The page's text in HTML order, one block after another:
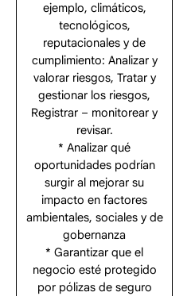
ejemplo, climáticos,
tecnológicos,
reputacionales y de
cumplimiento: Analizar y
valorar riesgos, Tratar y
gestionar los riesgos,
Registrar – monitorear y
revisar.
* Analizar qué
oportunidades podrían
surgir al mejorar su
impacto en factores
ambientales, sociales y de
gobernanza
* Garantizar que el
negocio esté protegido
por pólizas de seguro